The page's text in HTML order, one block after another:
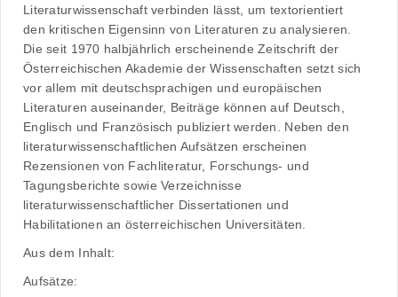
Literaturwissenschaft verbinden lässt, um textorientiert
den kritischen Eigensinn von Literaturen zu analysieren.
Die seit 1970 halbjährlich erscheinende Zeitschrift der
Österreichischen Akademie der Wissenschaften setzt sich
vor allem mit deutschsprachigen und europäischen
Literaturen auseinander, Beiträge können auf Deutsch,
Englisch und Französisch publiziert werden. Neben den
literaturwissenschaftlichen Aufsätzen erscheinen
Rezensionen von Fachliteratur, Forschungs- und
Tagungsberichte sowie Verzeichnisse
literaturwissenschaftlicher Dissertationen und
Habilitationen an österreichischen Universitäten.
Aus dem Inhalt:
Aufsätze: